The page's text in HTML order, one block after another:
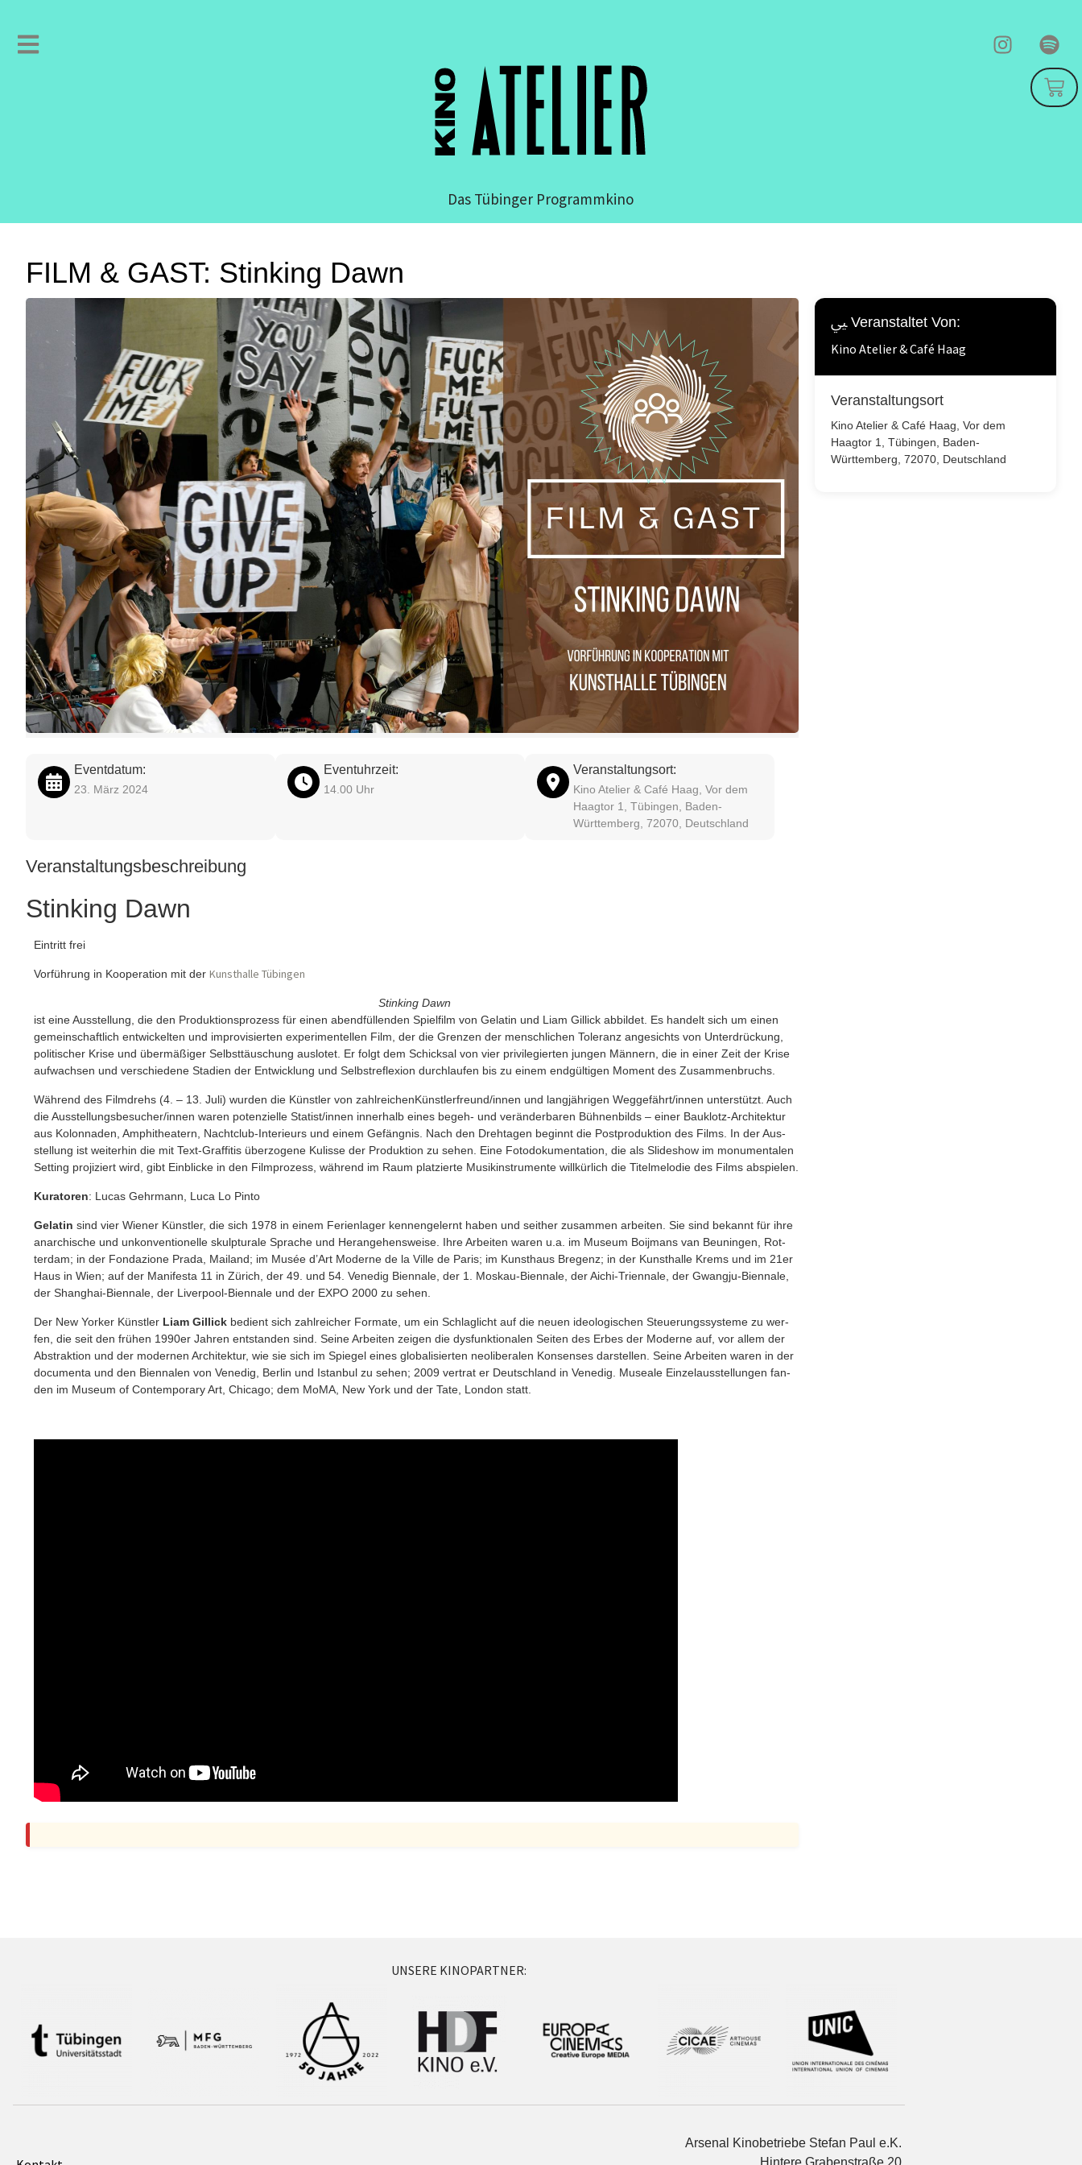
Das Tübinger Programmkino
FILM & GAST: Stin­king Dawn
Eventdatum:
23. März 2024
Eventuhrzeit:
14.00 Uhr
Veranstaltungsort:
Kino Atelier & Café Haag, Vor dem
Haagtor 1, Tübingen, Baden-
Württemberg, 72070, Deutschland
Veranstaltungsbeschreibung
Stin­king Dawn
Ein­tritt frei
Vor­füh­rung in Koope­ra­ti­on mit der Kunst­hal­le Tübingen
Stin­king Dawn
ist eine Aus­stel­lung, die den Pro­duk­ti­ons­pro­zess für einen abend­fül­len­den Spiel­film von Gela­tin und Liam Gil­lick abbil­det. Es han­delt sich um einen
gemein­schaft­lich ent­wi­ckel­ten und impro­vi­sier­ten expe­ri­men­tel­len Film, der die Gren­zen der mensch­li­chen Tole­ranz ange­sichts von Unter­drü­ckung,
poli­ti­scher Kri­se und über­mä­ßi­ger Selbst­täu­schung aus­lo­tet. Er folgt dem Schick­sal von vier pri­vi­le­gier­ten jun­gen Män­nern, die in einer Zeit der Kri­se
auf­wach­sen und ver­schie­de­ne Sta­di­en der Ent­wick­lung und Selbst­re­fle­xi­on durch­lau­fen bis zu einem end­gül­ti­gen Moment des Zusammenbruchs.
Wäh­rend des Film­drehs (4. – 13. Juli) wur­den die Künst­ler von zahlreichenKünstlerfreund/innen und lang­jäh­ri­gen Weggefährt/innen unter­stützt. Auch
die Ausstellungsbesucher/innen waren poten­zi­el­le Statist/innen inner­halb eines begeh‐ und ver­än­der­ba­ren Büh­nen­bilds – einer Bauklotz‐Architektur
aus Kolon­na­den, Amphi­thea­tern, Nachtclub‐Interieurs und einem Gefäng­nis. Nach den Dreh­ta­gen beginnt die Post­pro­duk­ti­on des Films. In der Aus­
stel­lung ist wei­ter­hin die mit Text‐Graffitis über­zo­ge­ne Kulis­se der Pro­duk­ti­on zu sehen. Eine Foto­do­ku­men­ta­ti­on, die als Slide­show im monu­men­ta­len
Set­ting pro­ji­ziert wird, gibt Ein­bli­cke in den Film­pro­zess, wäh­rend im Raum plat­zier­te Musik­in­stru­men­te will­kür­lich die Titel­me­lo­die des Films abspielen.
Kura­to­ren: Lucas Gehr­mann, Luca Lo Pinto
Gela­tin sind vier Wie­ner Künst­ler, die sich 1978 in einem Feri­en­la­ger ken­nen­ge­lernt haben und seit­her zusam­men arbei­ten. Sie sind bekannt für ihre
anar­chi­sche und unkon­ven­tio­nel­le skulp­tu­ra­le Spra­che und Her­an­ge­hens­wei­se. Ihre Arbei­ten waren u.a. im Muse­um Boij­mans van Beu­nin­gen, Rot­
ter­dam; in der Fon­da­zio­ne Pra­da, Mai­land; im Musée d’Art Moder­ne de la Ville de Paris; im Kunst­haus Bre­genz; in der Kunst­hal­le Krems und im 21er
Haus in Wien; auf der Mani­fes­ta 11 in Zürich, der 49. und 54. Vene­dig Bien­na­le, der 1. Moskau‐Biennale, der Aichi‐Triennale, der Gwangju‐Biennale,
der Shanghai‐Biennale, der Liverpool‐Biennale und der EXPO 2000 zu sehen.
Der New Yor­ker Künst­ler Liam Gil­lick bedient sich zahl­rei­cher For­ma­te, um ein Schlag­licht auf die neu­en ideo­lo­gi­schen Steue­rungs­sys­te­me zu wer­
fen, die seit den frü­hen 1990er Jah­ren ent­stan­den sind. Sei­ne Arbei­ten zei­gen die dys­funk­tio­na­len Sei­ten des Erbes der Moder­ne auf, vor allem der
Abs­trak­ti­on und der moder­nen Archi­tek­tur, wie sie sich im Spie­gel eines glo­ba­li­sier­ten neo­li­be­ra­len Kon­sen­ses dar­stel­len. Sei­ne Arbei­ten waren in der
docu­men­ta und den Bien­na­len von Vene­dig, Ber­lin und Istan­bul zu sehen; 2009 ver­trat er Deutsch­land in Vene­dig. Musea­le Ein­zel­aus­stel­lun­gen fan­
den im Muse­um of Con­tem­po­ra­ry Art, Chi­ca­go; dem MoMA, New York und der Tate, Lon­don statt.
Veranstaltet Von:
Kino Atelier & Café Haag
Veranstaltungsort
Kino Atelier & Café Haag, Vor dem
Haagtor 1, Tübingen, Baden-
Württemberg, 72070, Deutschland
UNSERE KINOPARTNER:
Arsenal Kinobetriebe Stefan Paul e.K.
Hintere Grabenstraße 20